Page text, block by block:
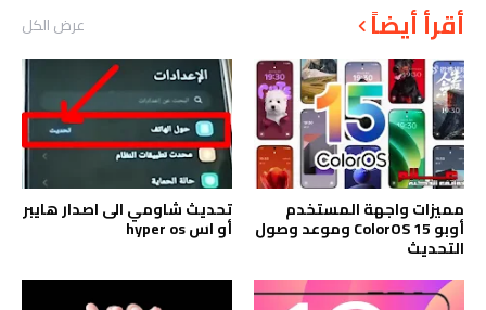
أقرأ أيضاً عرض الكل
مميزات واجهة المستخدم
أوبو ColorOS 15 وموعد وصول
التحديث
تحديث شاومي الى اصدار هايبر
أو اس hyper os